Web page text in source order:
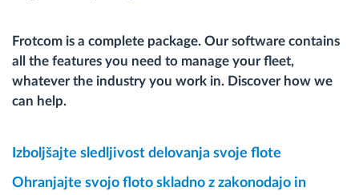
Frotcom is a complete package. Our software contains
all the features you need to manage your fleet,
whatever the industry you work in. Discover how we
can help.
Izboljšajte sledljivost delovanja svoje flote
Ohranjajte svojo floto skladno z zakonodajo in